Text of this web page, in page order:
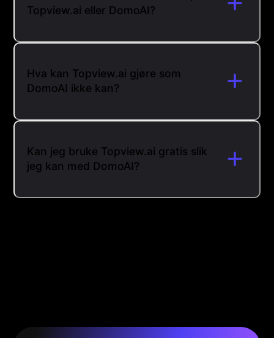
Topview.ai eller DomoAI?
Hva kan Topview.ai gjøre som
DomoAI ikke kan?
Kan jeg bruke Topview.ai gratis slik
jeg kan med DomoAI?